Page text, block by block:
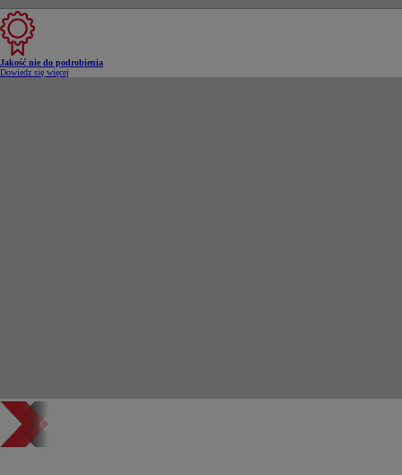
Jakość nie do podrobienia
Dowiedz się więcej